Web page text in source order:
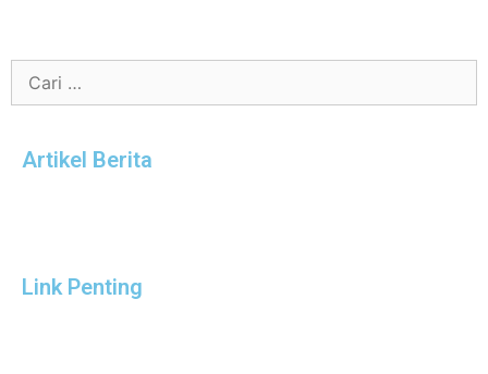
Artikel Berita
Link Penting